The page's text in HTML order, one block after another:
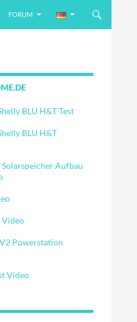
FORUM
BLU H&T Test
BLU H&T
Aufbau
Video
Powerstation
Video